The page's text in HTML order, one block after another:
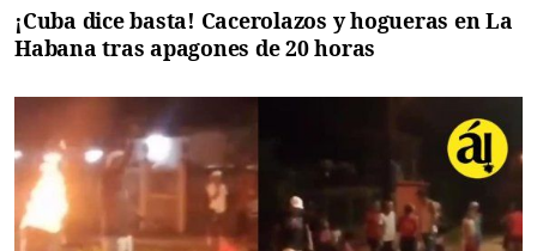
¡Cuba dice basta! Cacerolazos y hogueras en La
Habana tras apagones de 20 horas